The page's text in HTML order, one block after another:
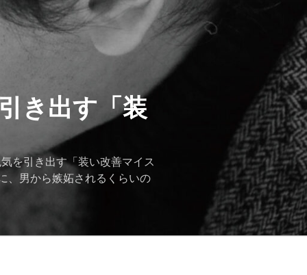
き出す「装
を引き出す「装い改善マイス
、男から嫉妬されるくらいの